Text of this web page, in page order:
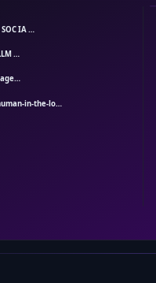
IA …
…
in-the-lo…